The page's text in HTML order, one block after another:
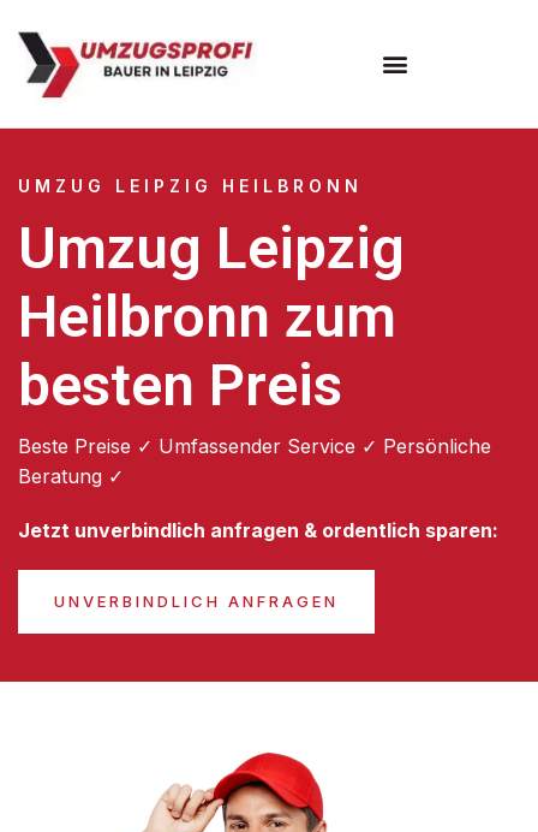
UMZUG LEIPZIG HEILBRONN
Umzug Leipzig
Heilbronn zum
besten Preis
Beste Preise ✓ Umfassender Service ✓ Persönliche
Beratung ✓
Jetzt unverbindlich anfragen & ordentlich sparen:
UNVERBINDLICH ANFRAGEN